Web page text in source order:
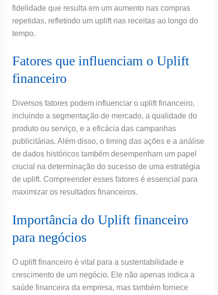
fidelidade que resulta em um aumento nas compras
repetidas, refletindo um uplift nas receitas ao longo do
tempo.
Fatores que influenciam o Uplift
financeiro
Diversos fatores podem influenciar o uplift financeiro,
incluindo a segmentação de mercado, a qualidade do
produto ou serviço, e a eficácia das campanhas
publicitárias. Além disso, o timing das ações e a análise
de dados históricos também desempenham um papel
crucial na determinação do sucesso de uma estratégia
de uplift. Compreender esses fatores é essencial para
maximizar os resultados financeiros.
Importância do Uplift financeiro
para negócios
O uplift financeiro é vital para a sustentabilidade e
crescimento de um negócio. Ele não apenas indica a
saúde financeira da empresa, mas também fornece